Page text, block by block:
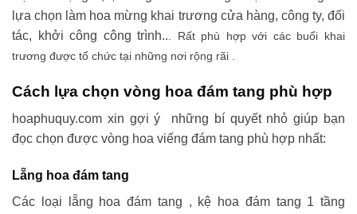
lựa chọn làm hoa mừng khai trương cửa hàng, công ty, đối
tác, khởi công công trình.. . Rất phù hợp với các buổi khai
trương được tổ chức tại những nơi rộng rãi .
Cách lựa chọn vòng hoa đám tang phù hợp
hoaphuquy.com xin gợi ý những bí quyết nhỏ giúp bạn
đọc chọn được vòng hoa viếng đám tang phù hợp nhất:
Lẵng hoa đám tang
Các loại lẵng hoa đám tang , kệ hoa đám tang 1 tầng